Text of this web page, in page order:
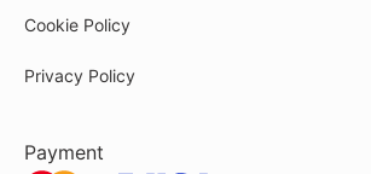
Cookie Policy
Privacy Policy
Payment